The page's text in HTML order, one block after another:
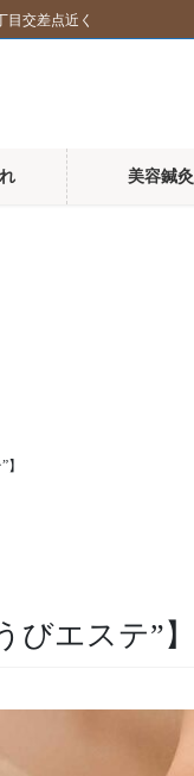
交差点近く
美容鍼灸
びエステ”】